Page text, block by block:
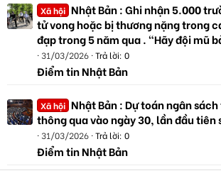
Xã hội Nhật Bản : Ghi nhận 5.000
tử vong hoặc bị thương nặng trong
đạp trong 5 năm qua . "Hãy đội mũ
31/03/2026 Trả lời: 0
Điểm tin Nhật Bản
Xã hội Nhật Bản : Dự toán ngân
thông qua vào ngày 30, lần đầu tiên
31/03/2026 Trả lời: 0
Điểm tin Nhật Bản